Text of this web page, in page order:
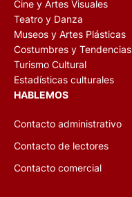
Cine y Artes Visuales
Teatro y Danza
Museos y Artes Plásticas
Costumbres y Tendencias
Turismo Cultural
Estadísticas culturales
HABLEMOS
Contacto administrativo
Contacto de lectores
Contacto comercial